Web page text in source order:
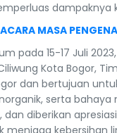
dampaknya
MASA
pada 15-17 Juli
Kota Bogor,
dan bertujuan
serta bahaya
diberikan
kebersihan